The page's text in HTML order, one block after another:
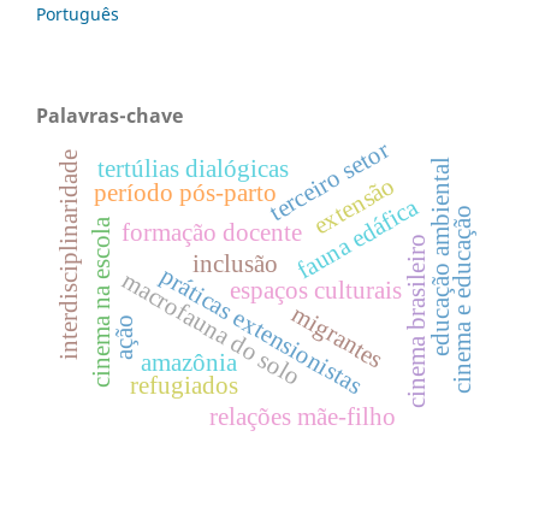
Português
Palavras-chave
espaços culturais
práticas extensionistas
amazônia
macrofauna do solo
fauna edáficaeducação ambientalcinema e educação
cinema na escola cinema brasileiro
formação docente
terceiro setor
interdisciplinaridade
relações mãe-filho
período pós-parto
refugiados
migrantes
ação
inclusão
extensão
tertúlias dialógicas